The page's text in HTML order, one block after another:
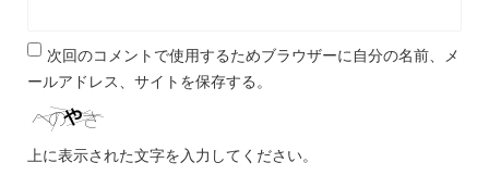
次回のコメントで使用するためブラウザーに自分の名前、メ
ールアドレス、サイトを保存する。
上に表示された文字を入力してください。